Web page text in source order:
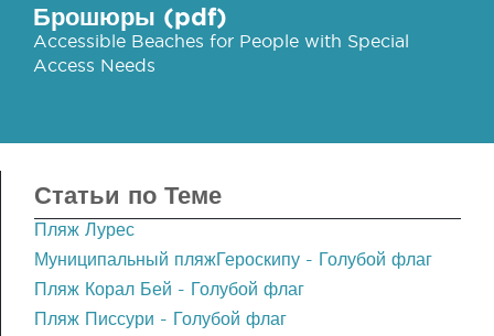
Брошюры (pdf)
Accessible Beaches for People with Special
Access Needs
Статьи по Теме
Пляж Лурес
Муниципальный пляжГероскипу - Голубой флаг
Пляж Корал Бей - Голубой флаг
Пляж Писсури - Голубой флаг